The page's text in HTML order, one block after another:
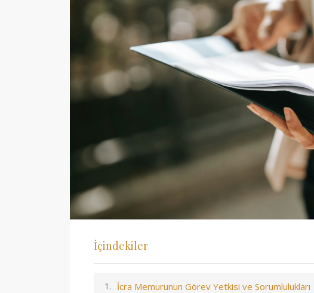
İçindekiler
İcra Memurunun Görev Yetkisi ve Sorumlulukları